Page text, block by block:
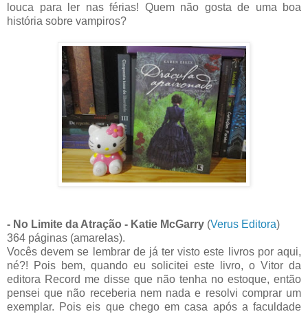
louca para ler nas férias! Quem não gosta de uma boa
história sobre vampiros?
- No Limite da Atração - Katie McGarry (Verus Editora)
364 páginas (amarelas).
Vocês devem se lembrar de já ter visto este livros por aqui,
né?! Pois bem, quando eu solicitei este livro, o Vitor da
editora Record me disse que não tenha no estoque, então
pensei que não receberia nem nada e resolvi comprar um
exemplar. Pois eis que chego em casa após a faculdade